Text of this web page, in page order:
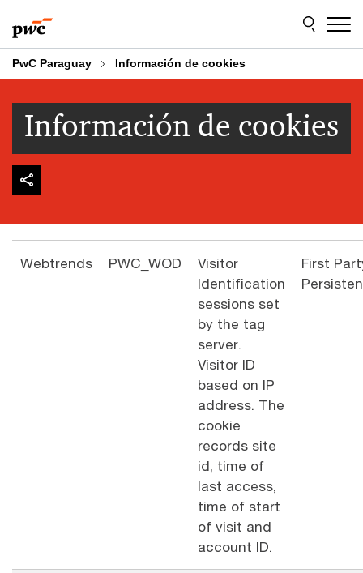
to
content
to
footer
PwC Paraguay Información de cookies
Información de cookies
Webtrends PWC_WOD
Visitor
Identification
sessions set
by the tag
server.
Visitor ID
based on IP
address. The
cookie
records site
id, time of
last access,
time of start
of visit and
account ID.
First